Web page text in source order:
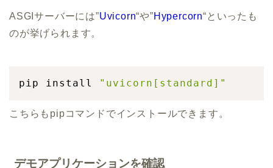
ASGIサーバーには”Uvicorn“や”Hypercorn“といったも
のが挙げられます。
pip install "uvicorn[standard]"
こちらもpipコマンドでインストールできます。
デモアプリケーションを確認